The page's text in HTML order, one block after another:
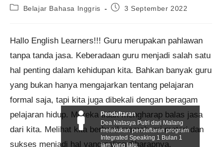
PostBelajar Bahasa Inggris
Post3 September 2022
Hallo English Learners!!! Guru merupakan pahlawan
tanpa tanda jasa. Keberadaan guru menjadi salah satu
hal penting dalam kehidupan kita. Bahkan banyak guru
yang bukan hanya mengajarkan tentang pelajaran
formal saja, tapi kita juga dibekali dengan beragam
pelajaran hidup. Mereka tidak mengharap balas jasa
dari kita. Melihat kita berhasil memahami materi dan
sukses menjadi hal yang paling diharapnya.
Pendaftaran
Dea Natasya Putri dari Malang
melakukan pendaftaran program
Integrated Speaking 1 Bulan 1
jam yang lalu.